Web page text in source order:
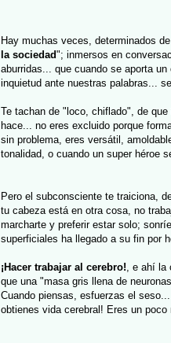
Hay muchas veces, determinados
la sociedad"; inmersos en
aburridas... que cuando se aporta
inquietud ante nuestras palabras...
Te tachan de "loco, chiflado", de
hace... no eres excluido porque
sin problema, eres versátil,
tonalidad, o cuando un super héroe
Pero el subconsciente te traiciona,
tu cabeza está en otra cosa, no
marcharte y preferir estar solo;
superficiales ha llegado a su fin por
¡Hacer trabajar al cerebro!, e ahí la
que una "masa gris llena de
Cuando piensas, esfuerzas el
obtienes vida cerebral! Eres un poco